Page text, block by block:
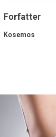
Forfatter
Kosemos